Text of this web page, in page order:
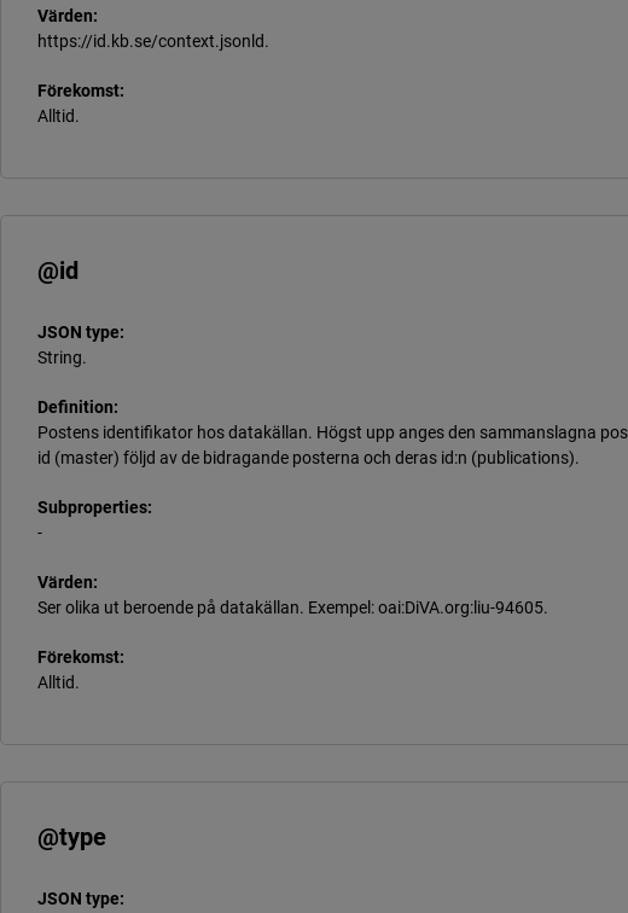
Värden:
https://id.kb.se/context.jsonld.
Förekomst:
Alltid.
@id
JSON type:
String.
Definition:
Postens identifikator hos datakällan. Högst upp anges den sammanslagna
id (master) följd av de bidragande posterna och deras id:n (publications).
Subproperties:
-
Värden:
Ser olika ut beroende på datakällan. Exempel: oai:DiVA.org:liu-94605.
Förekomst:
Alltid.
@type
JSON type: